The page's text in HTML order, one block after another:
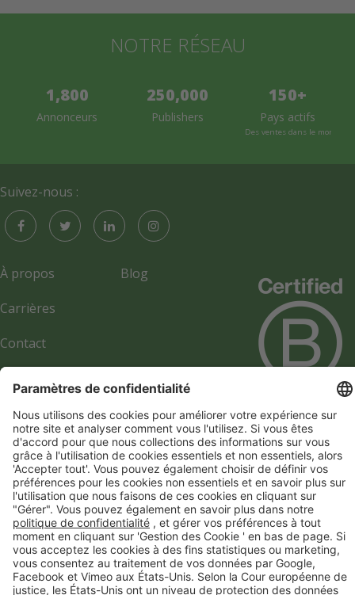
NOTRE RÉSEAU
1,800
Annonceurs
250,000
Publishers
150+
Pays actifs
Des ventes dans le monde
Suivez-nous :
À propos
Carrières
Contact
Académie
Annuaire des
Annonceurs
Blog
Infos Société
Gestion des cookies
Politique de confidentialité
© 2017-2026 Webgains. Tous droits réservés
Webgains fait partie du